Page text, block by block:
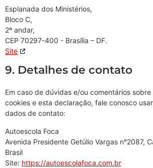
Esplanada dos Ministérios,
Bloco C,
2º andar,
CEP 70297-400 - Brasília – DF.
Site
9. Detalhes de contato
Em caso de dúvidas e/ou comentários
cookies e esta declaração, fale conosco
dados de contato:
Autoescola Foca
Avenida Presidente Getúlio Vargas n°2087,
Brasil
Site: https://autoescolafoca.com.br